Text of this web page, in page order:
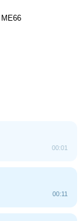
00:01
00:11